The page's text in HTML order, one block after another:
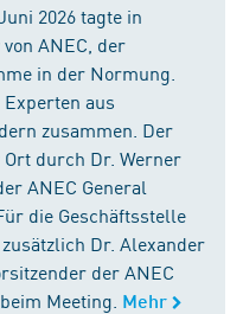
2026 tagte in
ANEC, der
in der Normung.
aus
zusammen. Der
durch Dr. Werner
ANEC General
die Geschäftsstelle
Dr. Alexander
der ANEC
Meeting. Mehr